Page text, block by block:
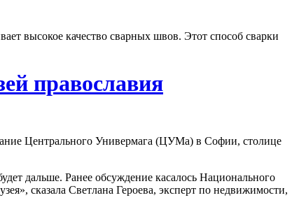
высокое качество сварных швов. Этот способ сварки
православия
Центрального Универмага (ЦУМа) в Софии, столице
дальше. Ранее обсуждение касалось Национального
сказала Светлана Героева, эксперт по недвижимости,